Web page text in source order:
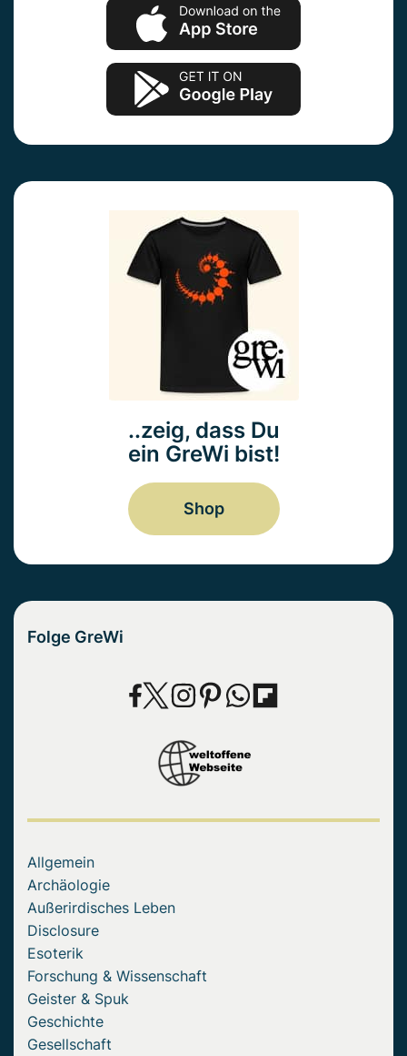
..zeig, dass Du
ein GreWi bist!
Shop
Folge GreWi
Allgemein
Archäologie
Außerirdisches Leben
Disclosure
Esoterik
Forschung & Wissenschaft
Geister & Spuk
Geschichte
Gesellschaft